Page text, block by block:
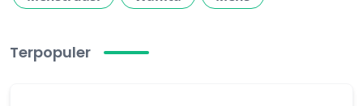
Terpopuler